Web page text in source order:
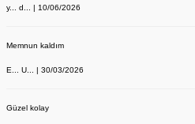
y... d... | 10/06/2026
Memnun kaldım
E... U... | 30/03/2026
Güzel kolay